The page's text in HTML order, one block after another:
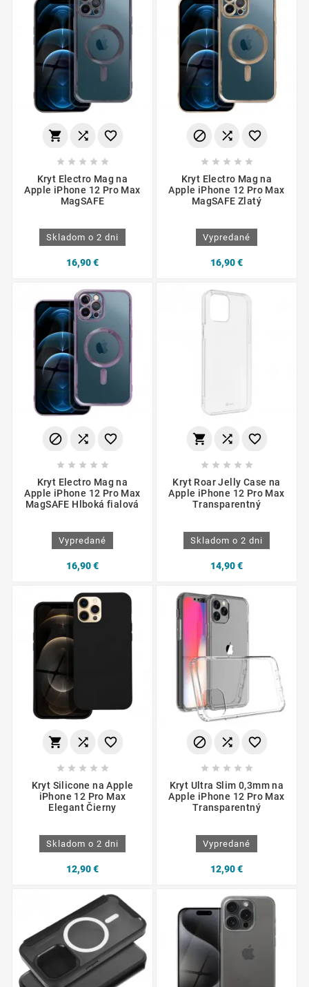
  
    
Kryt Electro Mag na
Apple iPhone 12 Pro Max
MagSAFE
Skladom o 2 dni
16,90 €
  
    
Kryt Electro Mag na
Apple iPhone 12 Pro Max
MagSAFE Zlatý
Vypredané
16,90 €
  
    
Kryt Electro Mag na
Apple iPhone 12 Pro Max
MagSAFE Hlboká fialová
Vypredané
16,90 €
  
    
Kryt Roar Jelly Case na
Apple iPhone 12 Pro Max
Transparentný
Skladom o 2 dni
14,90 €
  
    
Kryt Silicone na Apple
iPhone 12 Pro Max
Elegant Čierny
Skladom o 2 dni
12,90 €
  
    
Kryt Ultra Slim 0,3mm na
Apple iPhone 12 Pro Max
Transparentný
Vypredané
12,90 €